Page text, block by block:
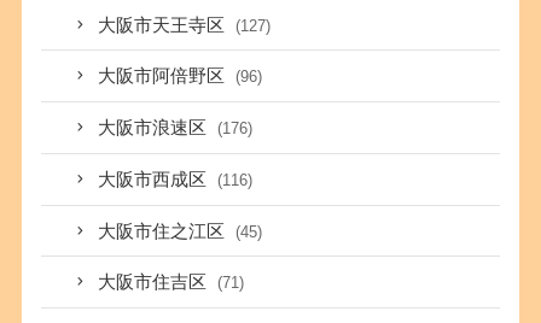
大阪市天王寺区 (127)
大阪市阿倍野区 (96)
大阪市浪速区 (176)
大阪市西成区 (116)
大阪市住之江区 (45)
大阪市住吉区 (71)